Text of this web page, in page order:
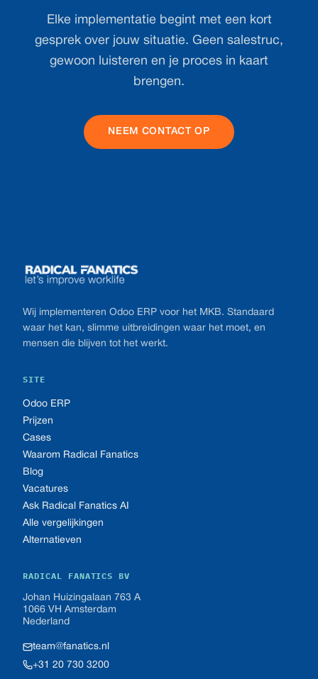
Elke implementatie begint met een kort
gesprek over jouw situatie. Geen salestruc,
gewoon luisteren en je proces in kaart
brengen.
NEEM CONTACT OP
Wij implementeren Odoo ERP voor het MKB. Standaard
waar het kan, slimme uitbreidingen waar het moet, en
mensen die blijven tot het werkt.
SITE
Odoo ERP
Prijzen
Cases
Waarom Radical Fanatics
Blog
Vacatures
Ask Radical Fanatics AI
Alle vergelijkingen
Alternatieven
RADICAL FANATICS BV
Johan Huizingalaan 763 A
1066 VH Amsterdam
Nederland
team@fanatics.nl
+31 20 730 3200